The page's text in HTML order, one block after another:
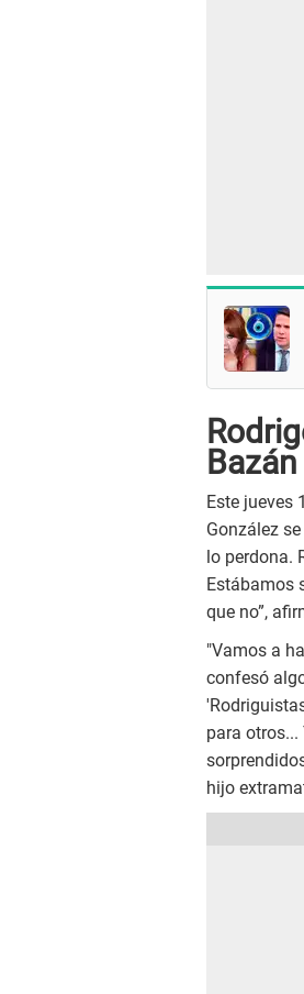
Este jueves
González
lo perdona.
Estábamos
que no”,
"Vamos a
confesó
para
hijo